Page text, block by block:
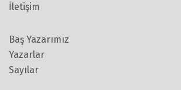
İletişim
Baş Yazarımız
Yazarlar
Sayılar